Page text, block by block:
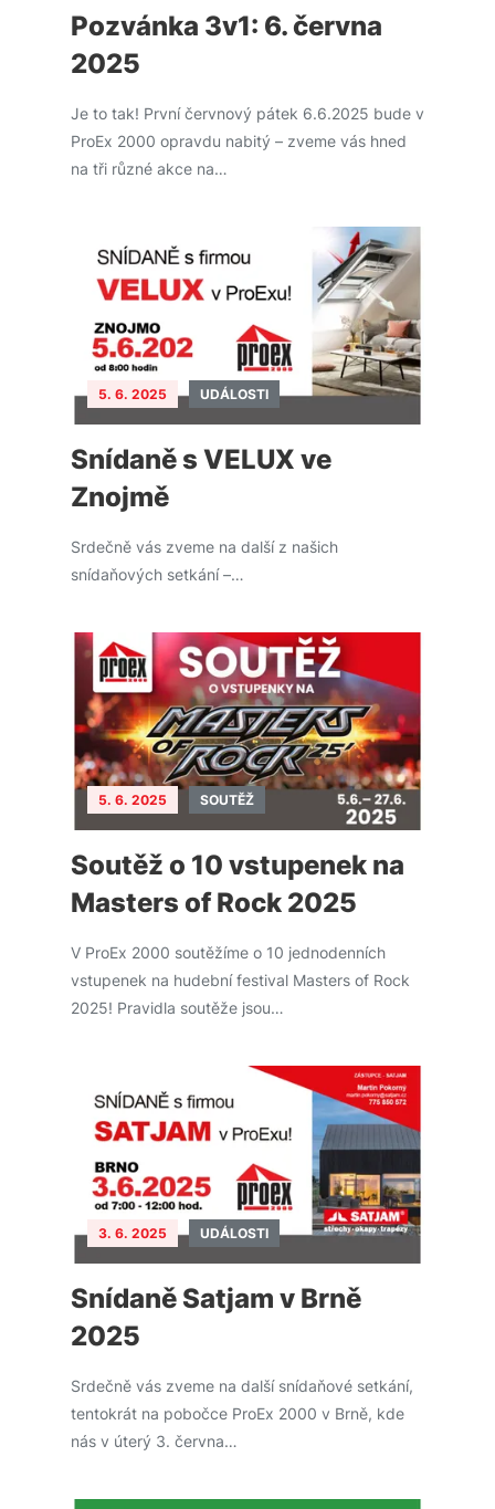
Pozvánka 3v1: 6. června
2025
Je to tak! První červnový pátek 6.6.2025 bude v
ProEx 2000 opravdu nabitý – zveme vás hned
na tři různé akce na…
5. 6. 2025 UDÁLOSTI
Snídaně s VELUX ve
Znojmě
Srdečně vás zveme na další z našich
snídaňových setkání –…
5. 6. 2025 SOUTĚŽ
Soutěž o 10 vstupenek na
Masters of Rock 2025
V ProEx 2000 soutěžíme o 10 jednodenních
vstupenek na hudební festival Masters of Rock
2025! Pravidla soutěže jsou…
3. 6. 2025 UDÁLOSTI
Snídaně Satjam v Brně
2025
Srdečně vás zveme na další snídaňové setkání,
tentokrát na pobočce ProEx 2000 v Brně, kde
nás v úterý 3. června…